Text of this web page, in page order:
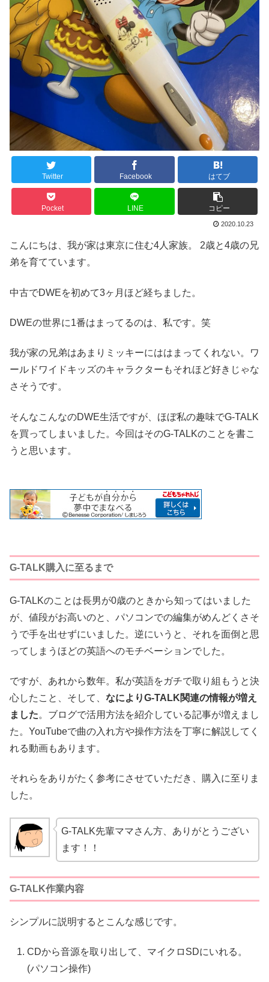
Twitter Facebook はてブ
Pocket LINE コピー
2020.10.23
こんにちは、我が家は東京に住む4人家族。 2歳と4歳の兄
弟を育てています。
中古でDWEを初めて3ヶ月ほど経ちました。
DWEの世界に1番はまってるのは、私です。笑
我が家の兄弟はあまりミッキーにははまってくれない。ワ
ールドワイドキッズのキャラクターもそれほど好きじゃな
さそうです。
そんなこんなのDWE生活ですが、ほぼ私の趣味でG-TALK
を買ってしまいました。今回はそのG-TALKのことを書こ
うと思います。
G-TALK購入に至るまで
G-TALKのことは長男が0歳のときから知ってはいました
が、値段がお高いのと、パソコンでの編集がめんどくさそ
うで手を出せずにいました。逆にいうと、それを面倒と思
ってしまうほどの英語へのモチベーションでした。
ですが、あれから数年。私が英語をガチで取り組もうと決
心したこと、そして、 なによりG-TALK関連の情報が増え
ました。ブログで活用方法を紹介している記事が増えまし
た。YouTubeで曲の入れ方や操作方法を丁寧に解説してく
れる動画もあります。
それらをありがたく参考にさせていただき、購入に至りま
した。
G-TALK先輩ママさん方、ありがとうござい
ます！！
G-TALK作業内容
シンプルに説明するとこんな感じです。
CDから音源を取り出して、マイクロSDにいれる。
(パソコン操作)